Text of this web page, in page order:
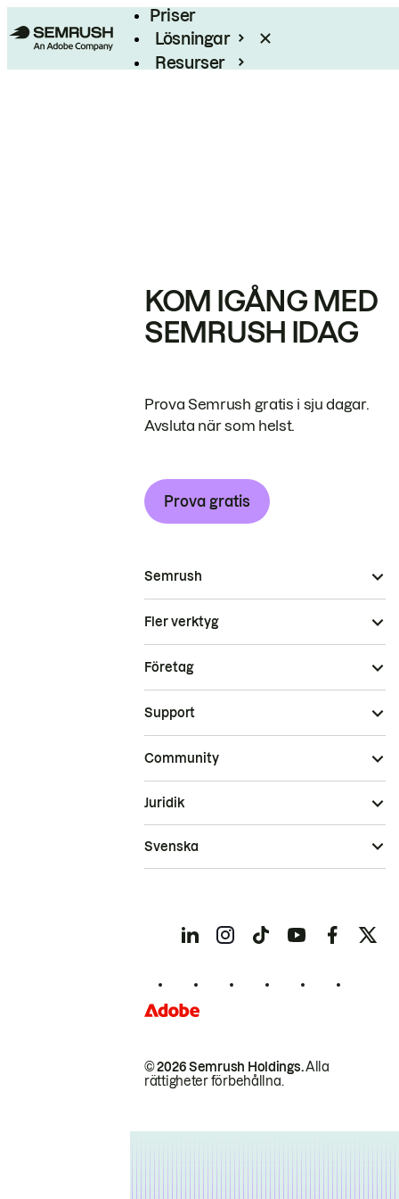
Priser
Lösningar
Resurser
KOM IGÅNG MED
SEMRUSH IDAG
Prova Semrush gratis i sju dagar.
Avsluta när som helst.
Prova gratis
Semrush
Fler verktyg
Företag
Support
Community
© 2026 Semrush Holdings.Alla
rättigheter förbehållna.
Juridik
Svenska